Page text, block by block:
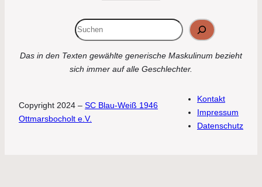
Das in den Texten gewählte generische Maskulinum bezieht
sich immer auf alle Geschlechter.
Copyright 2024 – SC Blau-Weiß 1946
Ottmarsbocholt e.V.
Kontakt
Impressum
Datenschutz